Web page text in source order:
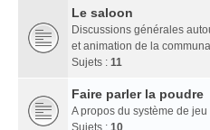
Le saloon
Discussions générales
et animation de la
Sujets : 11
Faire parler la poudre
A propos du système de jeu
Sujets : 10